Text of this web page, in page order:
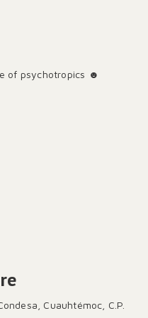
of psychotropics ☻
Cuauhtémoc, C.P.